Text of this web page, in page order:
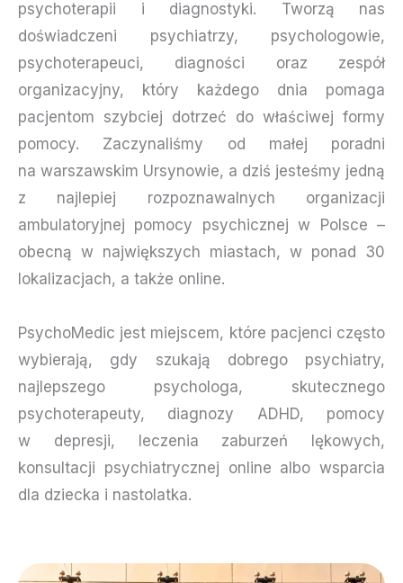
psychoterapii i diagnostyki. Tworzą nas
doświadczeni psychiatrzy, psychologowie,
psychoterapeuci, diagności oraz zespół
organizacyjny, który każdego dnia pomaga
pacjentom szybciej dotrzeć do właściwej formy
pomocy. Zaczynaliśmy od małej poradni
na warszawskim Ursynowie, a dziś jesteśmy jedną
z najlepiej rozpoznawalnych organizacji
ambulatoryjnej pomocy psychicznej w Polsce –
obecną w największych miastach, w ponad 30
lokalizacjach, a także online.
PsychoMedic jest miejscem, które pacjenci często
wybierają, gdy szukają dobrego psychiatry,
najlepszego psychologa, skutecznego
psychoterapeuty, diagnozy ADHD, pomocy
w depresji, leczenia zaburzeń lękowych,
konsultacji psychiatrycznej online albo wsparcia
dla dziecka i nastolatka.